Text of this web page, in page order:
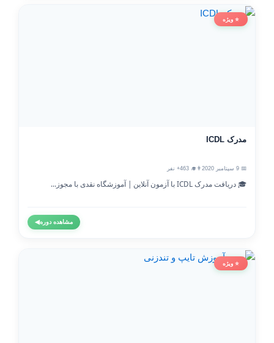
⭐ ویژه
مدرک ICDL
📅 9 سپتامبر 2020 👨‍🎓 463+ نفر
🎓 دریافت مدرک ICDL با آزمون آنلاین | آموزشگاه نقدی با مجوز...
مشاهده دوره◀
⭐ ویژه